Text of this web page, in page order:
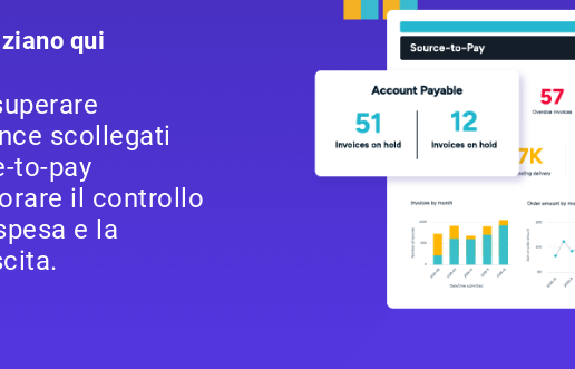
qui
scollegati
to-pay
il controllo
e la